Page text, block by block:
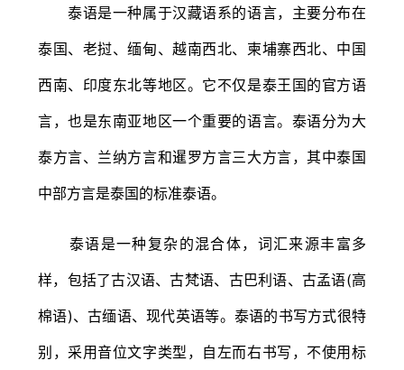
泰语是一种属于汉藏语系的语言，主要分布在
泰国、老挝、缅甸、越南西北、柬埔寨西北、中国
西南、印度东北等地区。它不仅是泰王国的官方语
言，也是东南亚地区一个重要的语言。泰语分为大
泰方言、兰纳方言和暹罗方言三大方言，其中泰国
中部方言是泰国的标准泰语。
泰语是一种复杂的混合体，词汇来源丰富多
样，包括了古汉语、古梵语、古巴利语、古孟语(高
棉语)、古缅语、现代英语等。泰语的书写方式很特
别，采用音位文字类型，自左而右书写，不使用标